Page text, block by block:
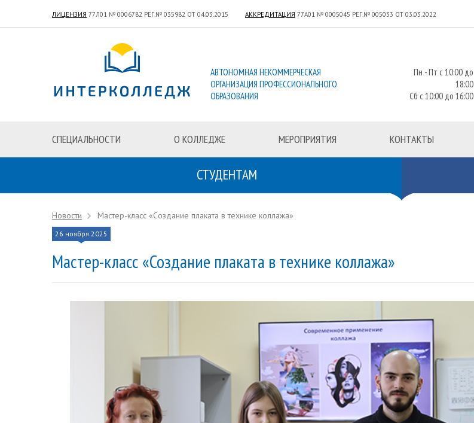
ЛИЦЕНЗИЯ 77Л01 № 0006782 РЕГ.№ 035982 ОТ 04.03.2015 АККРЕДИТАЦИЯ 77А01 № 0005045 РЕГ.№ 005033 ОТ 03.03.2022
АВТОНОМНАЯ НЕКОММЕРЧЕСКАЯ
ОРГАНИЗАЦИЯ ПРОФЕССИОНАЛЬНОГО
ОБРАЗОВАНИЯ
Пн - Пт с 10:00 до
18:00
Сб с 10:00 до 16:00
СПЕЦИАЛЬНОСТИ О КОЛЛЕДЖЕ МЕРОПРИЯТИЯ КОНТАКТЫ
СТУДЕНТАМ
Новости Мастер-класс «Создание плаката в технике коллажа»
26 ноября 2025
Мастер-класс «Создание плаката в технике коллажа»